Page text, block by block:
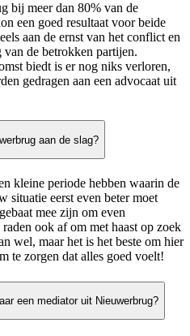
bij meer dan 80% van de
een goed resultaat voor beide
aan de ernst van het conflict en
de betrokken partijen.
biedt is er nog niks verloren,
gedragen aan een advocaat uit
aan de slag?
kleine periode hebben waarin de
situatie eerst even beter moet
mee zijn om even
ook af om met haast op zoek
wel, maar het is het beste om hier
te zorgen dat alles goed voelt!
een mediator uit Nieuwerbrug?